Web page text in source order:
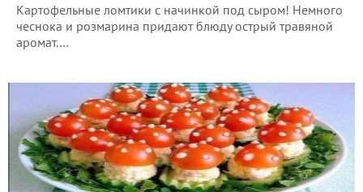
Картофельные ломтики с начинкой под сыром! Немного
чеснока и розмарина придают блюду острый травяной
аромат.…